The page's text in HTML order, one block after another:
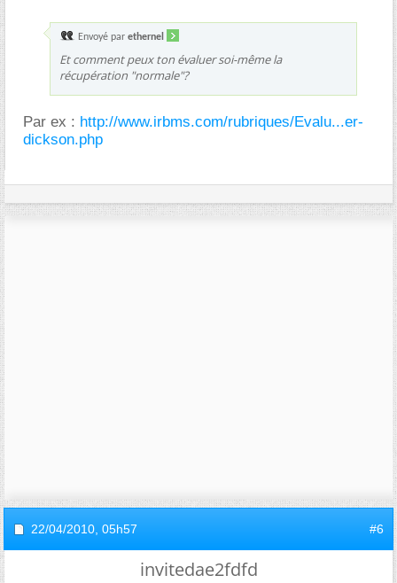
Envoyé par ethernel
Et comment peux ton évaluer soi-même la
récupération "normale"?
Par ex : http://www.irbms.com/rubriques/Evalu...er-
dickson.php
22/04/2010, 05h57 #6
invitedae2fdfd